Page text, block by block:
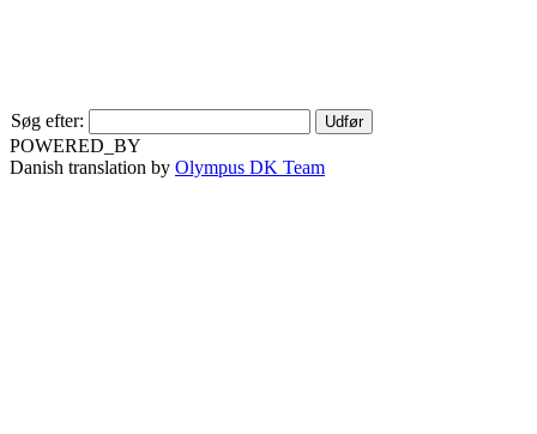
Søg efter:
POWERED_BY
Danish translation by Olympus DK Team